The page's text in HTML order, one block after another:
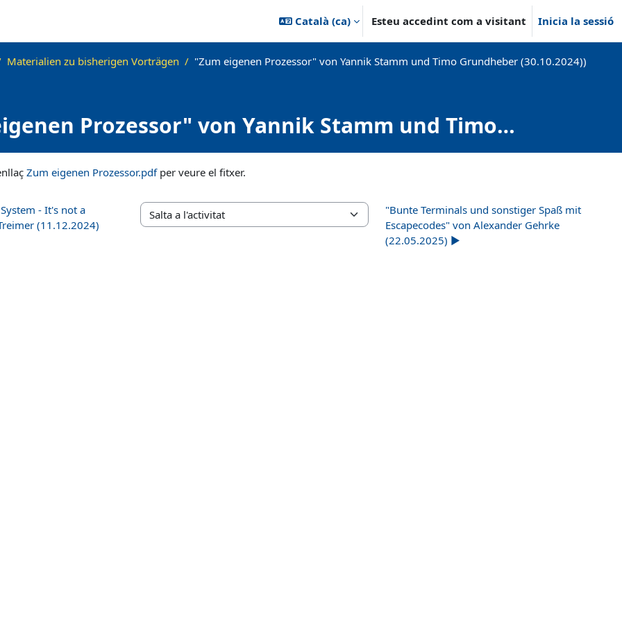
Català ‎(ca)‎ Esteu accedint com a visitant Inicia la sessió
Materialien zu bisherigen Vorträgen "Zum eigenen Prozessor" von Yannik Stamm und Timo Grundheber (30.10.2024))
Prozessor" von Yannik Stamm und Timo
(30.10.2024))
Zum eigenen Prozessor.pdfper veure el fitxer.
- It's not a
(11.12.2024)
Salta a l'activitat
"Bunte Terminals und sonstiger Spaß mit
Escapecodes" von Alexander Gehrke
(22.05.2025) ▶︎